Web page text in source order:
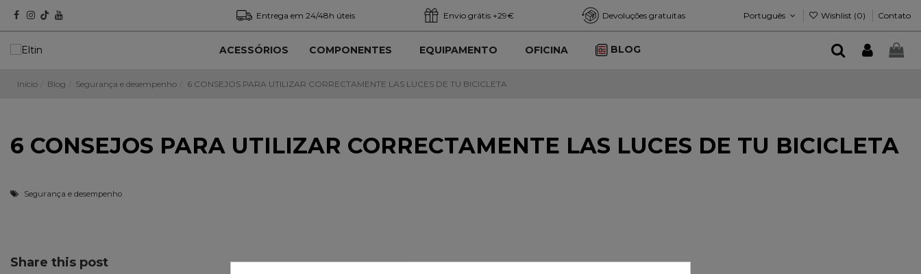
Entrega em 24/48h úteis Envio grátis +29€ Devoluções gratuitas Português Wishlist (0) Contato
ACESSÓRIOS COMPONENTES EQUIPAMENTO OFICINA BLOG
Início Blog Segurança e desempenho 6 CONSEJOS PARA UTILIZAR CORRECTAMENTE LAS LUCES DE TU BICICLETA
6 CONSEJOS PARA UTILIZAR CORRECTAMENTE LAS LUCES DE TU BICICLETA
Segurança e desempenho
Share this post